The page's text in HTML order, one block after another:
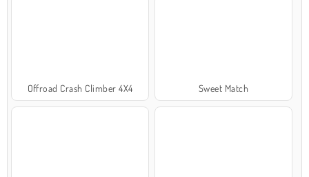
Offroad Crash Climber 4X4 Sweet Match